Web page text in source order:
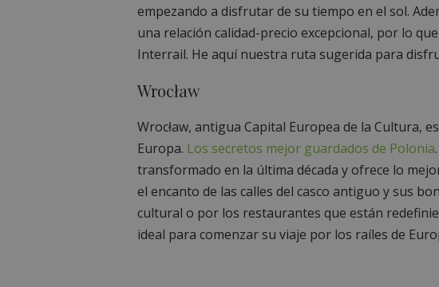
empezando a disfrutar de su tiempo en el sol.
una relación calidad-precio excepcional, por lo
Interrail. He aquí nuestra ruta sugerida para
Wrocław
Wrocław, antigua Capital Europea de la Cultura,
Europa. Los secretos mejor guardados de Polonia
transformado en la última década y ofrece lo
el encanto de las calles del casco antiguo y sus
cultural o por los restaurantes que están
ideal para comenzar su viaje por los raíles de